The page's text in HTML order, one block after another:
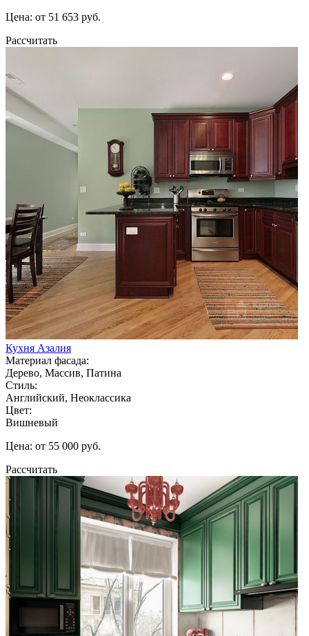
Цена: от 51 653 руб.
Рассчитать
Кухня Азалия
Материал фасада:
Дерево, Массив, Патина
Стиль:
Английский, Неоклассика
Цвет:
Вишневый
Цена: от 55 000 руб.
Рассчитать